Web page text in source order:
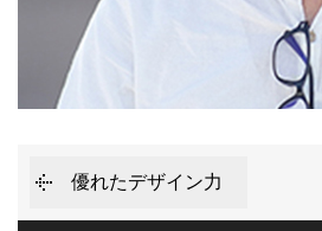
優れたデザイン力